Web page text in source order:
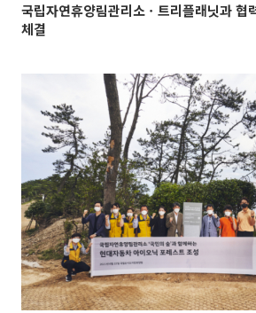
국립자연휴양림관리소ㆍ트리플래닛과
체결